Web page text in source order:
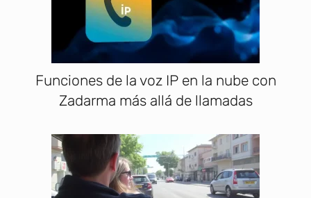
Funciones de la voz IP en la nube con
Zadarma más allá de llamadas